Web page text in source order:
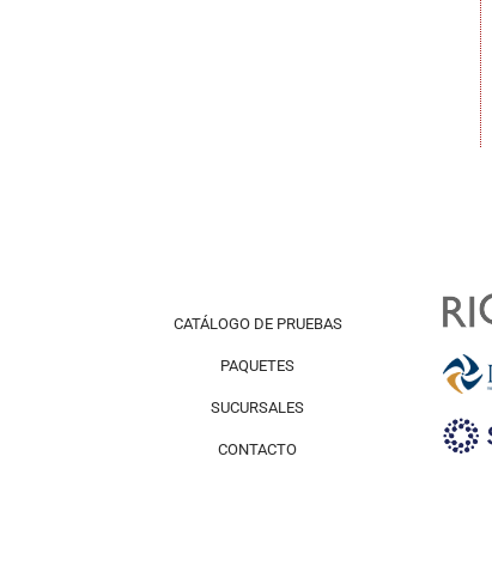
CATÁLOGO DE PRUEBAS
PAQUETES
SUCURSALES
CONTACTO